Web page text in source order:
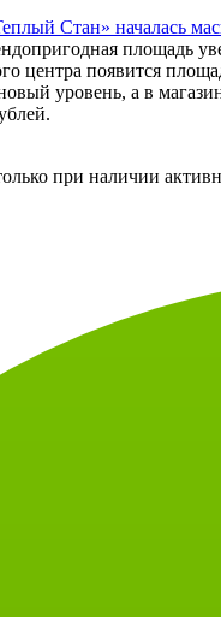
Стан» началась
площадь
центра появится
уровень, а в
при наличии